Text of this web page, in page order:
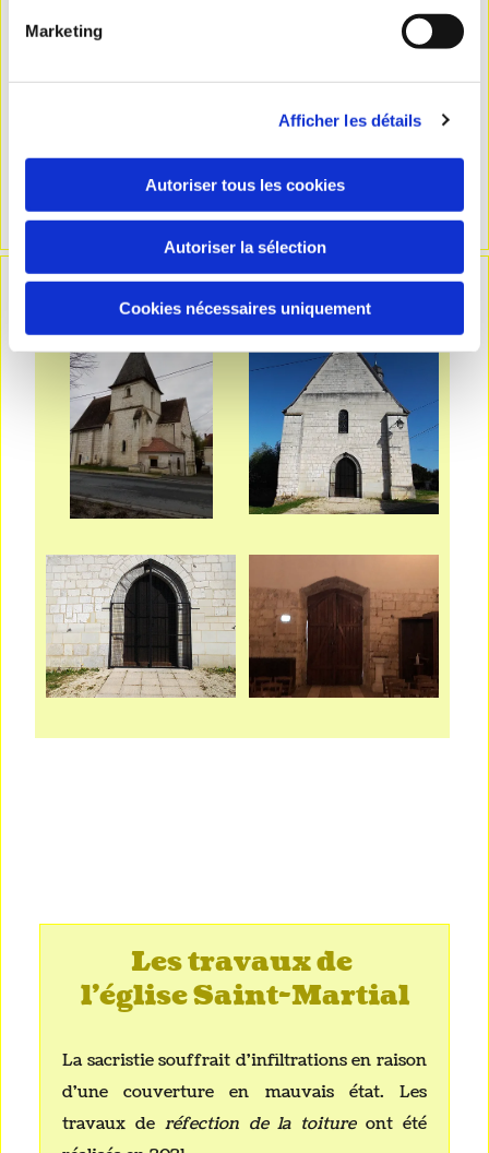
Marketing
Afficher les détails
Autoriser tous les cookies
Autoriser la sélection
Cookies nécessaires uniquement
Les travaux de
l'égliseSaint-Martial
La sacristie souffrait d'infiltrations en raison
d'une couverture en mauvais état. Les
travaux de réfection de la toitureont été